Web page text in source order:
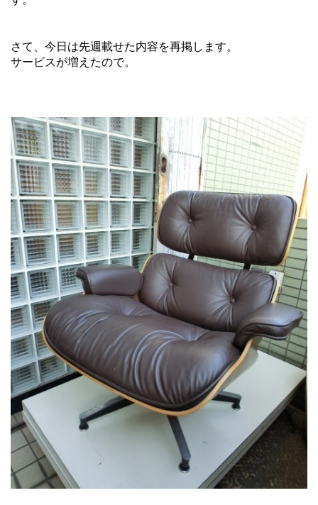
さて、今日は先週載せた内容を再掲します。
サービスが増えたので。